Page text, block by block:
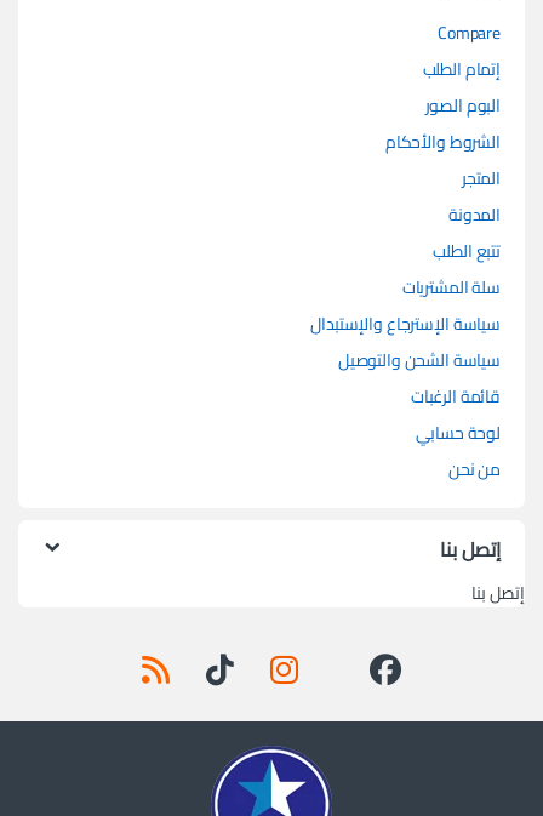
Compare
إتمام الطلب
البوم الصور
الشروط والأحكام
المتجر
المدونة
تتبع الطلب
سلة المشتريات
سياسة الإسترجاع والإستبدال
سياسة الشحن والتوصيل
قائمة الرغبات
لوحة حسابي
من نحن
إتصل بنا
إتصل بنا